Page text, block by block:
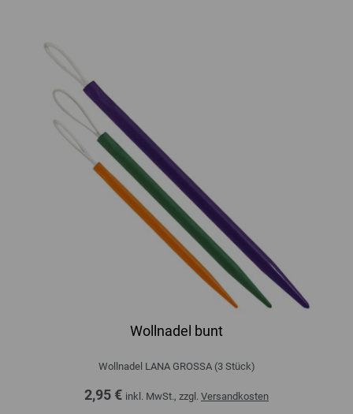
Wollnadel bunt
Wollnadel LANA GROSSA (3 Stück)
2,95 € inkl. MwSt., zzgl. Versandkosten